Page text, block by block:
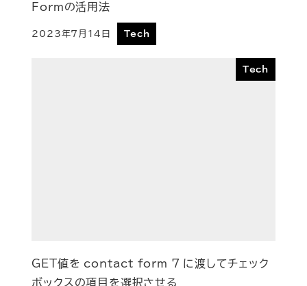
Formの活用法
2023年7月14日 Tech
Tech
GET値を contact form 7 に渡してチェック
ボックスの項目を選択させる